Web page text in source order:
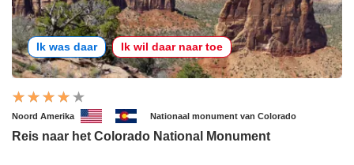
Ik was daar Ik wil daar naar toe
Noord Amerika Nationaal monument van Colorado
Reis naar het Colorado National Monument